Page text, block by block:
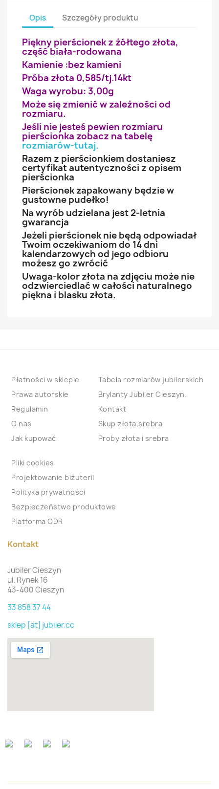
Opis Szczegóły produktu
Piękny pierścionek z żółtego złota,
część biała-rodowana
Kamienie :bez kamieni
Próba złota 0,585/tj.14kt
Waga wyrobu: 3,00g
Może się zmienić w zależności od
rozmiaru.
Jeśli nie jesteś pewien rozmiaru
pierścionka zobacz na tabelę
rozmiarów-tutaj.
Razem z pierścionkiem dostaniesz
certyfikat autentyczności z opisem
pierścionka
Pierścionek zapakowany będzie w
gustowne pudełko!
Na wyrób udzielana jest 2-letnia
gwarancja
Jeżeli pierścionek nie będą odpowiadał
Twoim oczekiwaniom do 14 dni
kalendarzowych od jego odbioru
możesz go zwrócić
Uwaga-kolor złota na zdjęciu może nie
odzwierciedlać w całości naturalnego
piękna i blasku złota.
Płatności w sklepie
Prawa autorskie
Regulamin
O nas
Jak kupować
Tabela rozmiarów jubilerskich
Brylanty Jubiler Cieszyn.
Kontakt
Skup złota,srebra
Proby złota i srebra
Pliki cookies
Projektowanie biżuterii
Polityka prywatności
Bezpieczeństwo produktowe
Platforma ODR
Kontakt
Jubiler Cieszyn
ul. Rynek 16
43-400 Cieszyn
33 858 37 44
sklep [at] jubiler.cc